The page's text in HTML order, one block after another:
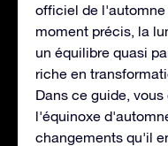
officiel de l'automne
moment précis, la
un équilibre quasi
riche en
Dans ce guide,
l'équinoxe
changements qu'il